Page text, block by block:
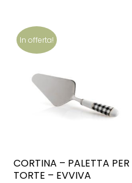
In offerta!
CORTINA – PALETTA PER
TORTE – EVVIVA